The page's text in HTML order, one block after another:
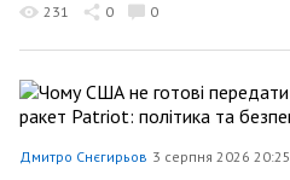
231 0 0
Дмитро Снєгирьов 3 серпня 2026 20:25